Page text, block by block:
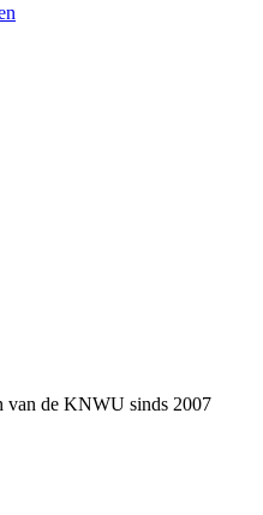
van de KNWU sinds 2007